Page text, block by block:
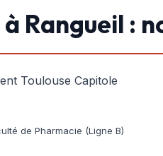
Rangueil :
Toulouse Capitole
de Pharmacie (Ligne B)